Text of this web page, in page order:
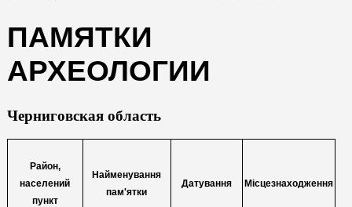
ПАМЯТКИ
АРХЕОЛОГИИ
Черниговская область
Район,
населений
пункт
Найменування
пам'ятки
Датування Місцезнаходження